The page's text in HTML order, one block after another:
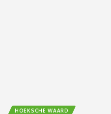
HOEKSCHE WAARD